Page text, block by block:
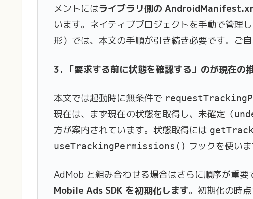
メントにはライブラリ側の
います。ネイティブプロジェクトを手動で管理
形）では、本文の手順が引き続き必要です。ご
3. 「要求する前に状態を確認する」のが現在の
本文では起動時に無条件で
現在は、まず現在の状態を取得し、未確定（
方が案内されています。状態取得には
useTrackingPermissions() フックを使いま
AdMob と組み合わせる場合はさらに順序が重要
Mobile Ads SDK を初期化します。初期化の時